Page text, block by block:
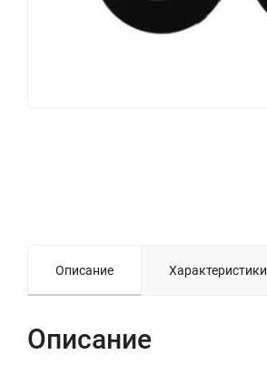
Описание Характеристики
Описание